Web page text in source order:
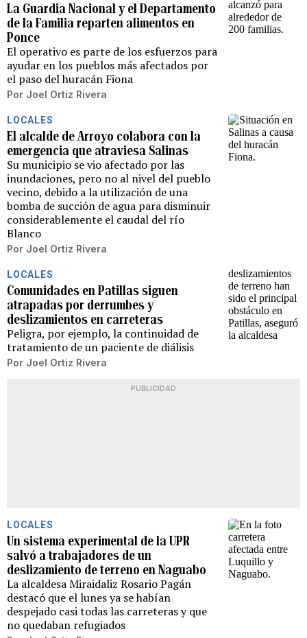
La Guardia Nacional y el Departamento
de la Familia reparten alimentos en
Ponce
El operativo es parte de los esfuerzos para
ayudar en los pueblos más afectados por
el paso del huracán Fiona
Por Joel Ortiz Rivera
LOCALES
El alcalde de Arroyo colabora con la
emergencia que atraviesa Salinas
Su municipio se vio afectado por las
inundaciones, pero no al nivel del pueblo
vecino, debido a la utilización de una
bomba de succión de agua para disminuir
considerablemente el caudal del río
Blanco
Por Joel Ortiz Rivera
LOCALES
Comunidades en Patillas siguen
atrapadas por derrumbes y
deslizamientos en carreteras
Peligra, por ejemplo, la continuidad de
tratamiento de un paciente de diálisis
Por Joel Ortiz Rivera
PUBLICIDAD
LOCALES
Un sistema experimental de la UPR
salvó a trabajadores de un
deslizamiento de terreno en Naguabo
La alcaldesa Miraidaliz Rosario Pagán
destacó que el lunes ya se habían
despejado casi todas las carreteras y que
no quedaban refugiados